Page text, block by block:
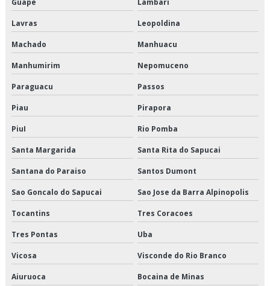
Logística de alimentos congelados valor
Logística de alimentos preço
Logística de alimentos são paulo
Logística de alimentos valor
Logística de entrega de alimentos
Logística especializada em cargas climatizadas
Logística especializada em cargas climatizadas em são paulo
Logística especializada em cargas climatizadas sp
Logística para empresas de alimentos
Logística para perecíveis em são paulo
Lavras Leopoldina
Machado Manhuacu
Manhumirim Nepomuceno
Paraguacu Passos
Piau Pirapora
PiuI Rio Pomba
Santa Margarida Santa Rita do Sapucai
Santana do Paraiso Santos Dumont
Sao Goncalo do Sapucai Sao Jose da Barra Alpinopolis
Tocantins Tres Coracoes
Tres Pontas Uba
Vicosa Visconde do Rio Branco
Aiuruoca Bocaina de Minas